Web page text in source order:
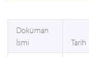
Doküman
İsmi
Tarih